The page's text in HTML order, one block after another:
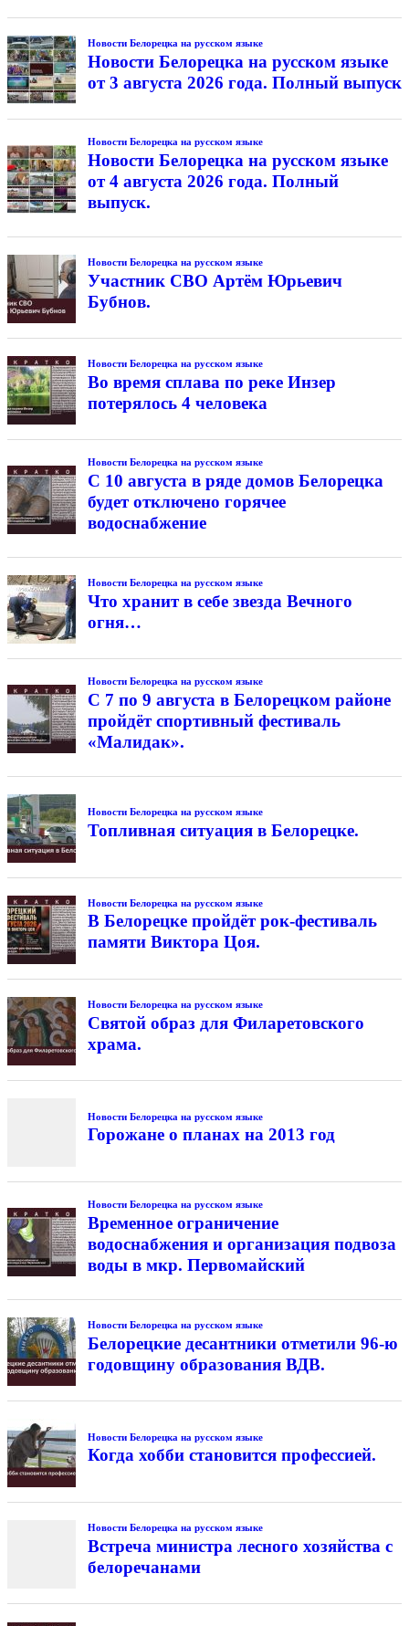
Новости Белорецка на русском языке
Новости Белорецка на русском языке
от 3 августа 2026 года. Полный выпуск
Новости Белорецка на русском языке
Новости Белорецка на русском языке
от 4 августа 2026 года. Полный
выпуск.
Новости Белорецка на русском языке
Участник СВО Артём Юрьевич
Бубнов.
Новости Белорецка на русском языке
Во время сплава по реке Инзер
потерялось 4 человека
Новости Белорецка на русском языке
С 10 августа в ряде домов Белорецка
будет отключено горячее
водоснабжение
Новости Белорецка на русском языке
Что хранит в себе звезда Вечного
огня…
Новости Белорецка на русском языке
С 7 по 9 августа в Белорецком районе
пройдёт спортивный фестиваль
«Малидак».
Новости Белорецка на русском языке
Топливная ситуация в Белорецке.
Новости Белорецка на русском языке
В Белорецке пройдёт рок-фестиваль
памяти Виктора Цоя.
Новости Белорецка на русском языке
Святой образ для Филаретовского
храма.
Новости Белорецка на русском языке
Горожане о планах на 2013 год
Новости Белорецка на русском языке
Временное ограничение
водоснабжения и организация подвоза
воды в мкр. Первомайский
Новости Белорецка на русском языке
Белорецкие десантники отметили 96-ю
годовщину образования ВДВ.
Новости Белорецка на русском языке
Когда хобби становится профессией.
Новости Белорецка на русском языке
Встреча министра лесного хозяйства с
белоречанами